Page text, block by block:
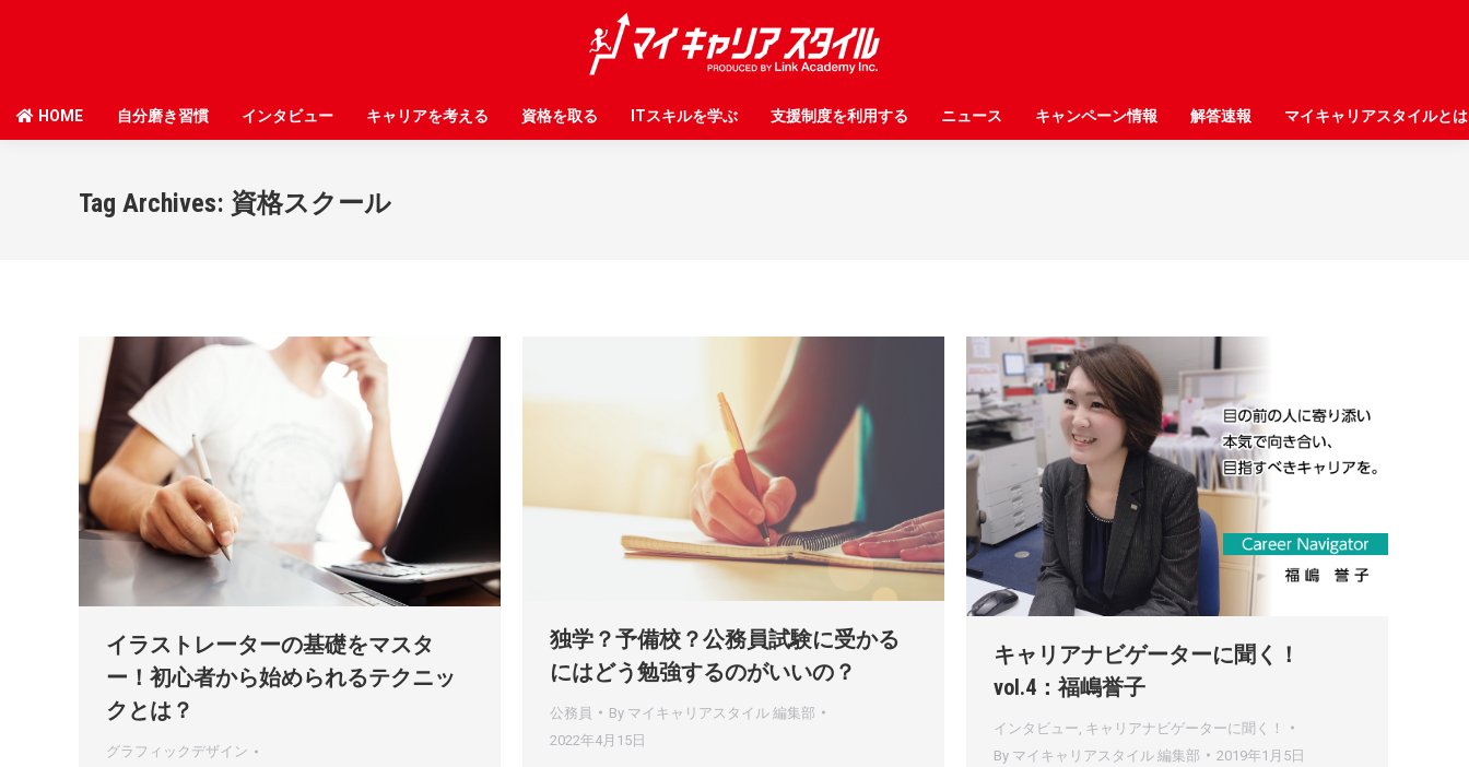
HOME 自分磨き習慣 インタビュー キャリアを考える 資格を取る ITスキルを学ぶ 支援制度を利用する ニュース キャンペーン情報 解答速報 マイキャリアスタイルとは
Tag Archives: 資格スクール
イラストレーターの基礎をマスタ
ー！初心者から始められるテクニッ
クとは？
グラフィックデザイン
独学？予備校？公務員試験に受かる
にはどう勉強するのがいいの？
公務員 By マイキャリアスタイル 編集部
2022年4月15日
キャリアナビゲーターに聞く！
vol.4：福嶋誉子
インタビュー キャリアナビゲーターに聞く！
By マイキャリアスタイル 編集部 2019年1月5日
HOME 自分磨き習慣 インタビュー キャリアを考える 資格を取る ITスキルを学ぶ 支援制度を利用する ニュース キャンペーン情報 解答速報 マイキャリアスタイルとは